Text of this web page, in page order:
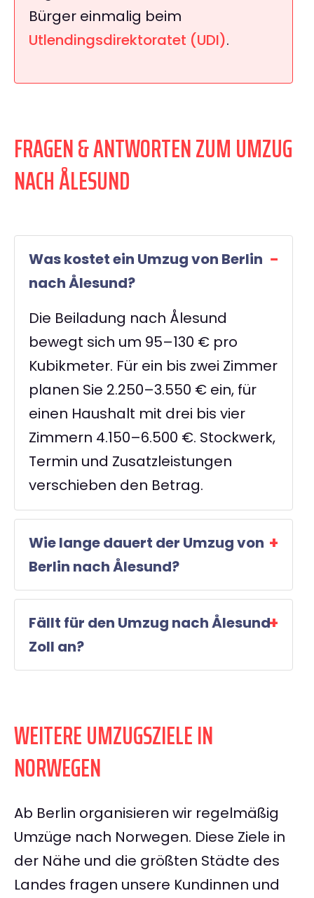
Bürger einmalig beim
Utlendingsdirektoratet (UDI).
FRAGEN & ANTWORTEN ZUM UMZUG
NACH ÅLESUND
Was kostet ein Umzug von Berlin
nach Ålesund?
Die Beiladung nach Ålesund
bewegt sich um 95–130 € pro
Kubikmeter. Für ein bis zwei Zimmer
planen Sie 2.250–3.550 € ein, für
einen Haushalt mit drei bis vier
Zimmern 4.150–6.500 €. Stockwerk,
Termin und Zusatzleistungen
verschieben den Betrag.
Wie lange dauert der Umzug von
Berlin nach Ålesund?
Fällt für den Umzug nach Ålesund
Zoll an?
WEITERE UMZUGSZIELE IN
NORWEGEN
Ab Berlin organisieren wir regelmäßig
Umzüge nach Norwegen. Diese Ziele in
der Nähe und die größten Städte des
Landes fragen unsere Kundinnen und